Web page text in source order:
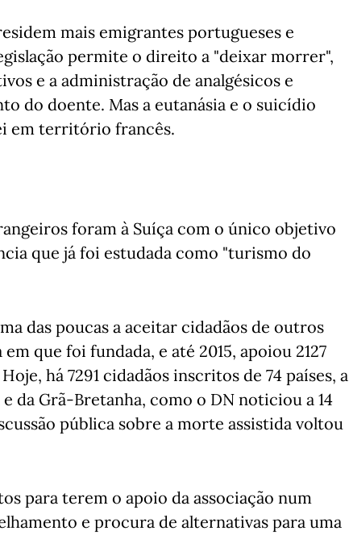
mais emigrantes portugueses e
permite o direito a "deixar morrer",
e a administração de analgésicos e
do doente. Mas a eutanásia e o suicídio
em território francês.
foram à Suíça com o único objetivo
que já foi estudada como "turismo do
das poucas a aceitar cidadãos de outros
que foi fundada, e até 2015, apoiou 2127
há 7291 cidadãos inscritos de 74 países, a
da Grã-Bretanha, como o DN noticiou a 14
pública sobre a morte assistida voltou
para terem o apoio da associação num
e procura de alternativas para uma